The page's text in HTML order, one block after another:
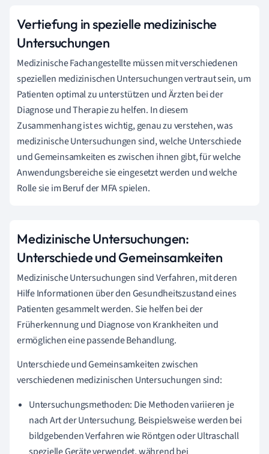
Vertiefung in spezielle medizinische
Untersuchungen
Medizinische Fachangestellte müssen mit verschiedenen
speziellen medizinischen Untersuchungen vertraut sein, um
Patienten optimal zu unterstützen und Ärzten bei der
Diagnose und Therapie zu helfen. In diesem
Zusammenhang ist es wichtig, genau zu verstehen, was
medizinische Untersuchungen sind, welche Unterschiede
und Gemeinsamkeiten es zwischen ihnen gibt, für welche
Anwendungsbereiche sie eingesetzt werden und welche
Rolle sie im Beruf der MFA spielen.
Medizinische Untersuchungen:
Unterschiede und Gemeinsamkeiten
Medizinische Untersuchungen sind Verfahren, mit deren
Hilfe Informationen über den Gesundheitszustand eines
Patienten gesammelt werden. Sie helfen bei der
Früherkennung und Diagnose von Krankheiten und
ermöglichen eine passende Behandlung.
Unterschiede und Gemeinsamkeiten zwischen
verschiedenen medizinischen Untersuchungen sind:
Untersuchungsmethoden: Die Methoden variieren je
nach Art der Untersuchung. Beispielsweise werden bei
bildgebenden Verfahren wie Röntgen oder Ultraschall